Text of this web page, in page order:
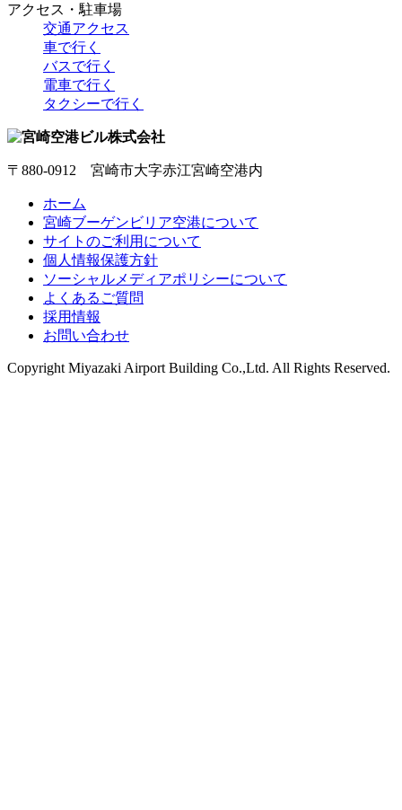
アクセス・駐車場
交通アクセス
車で行く
バスで行く
電車で行く
タクシーで行く
〒880-0912 宮崎市大字赤江宮崎空港内
ホーム
宮崎ブーゲンビリア空港について
サイトのご利用について
個人情報保護方針
ソーシャルメディアポリシーについて
よくあるご質問
採用情報
お問い合わせ
CopyrightMiyazaki Airport Building Co.,Ltd. All Rights Reserved.